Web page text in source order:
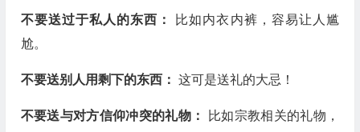
不要送过于私人的东西： 比如内衣内裤，容易让人尴
尬。
不要送别人用剩下的东西： 这可是送礼的大忌！
不要送与对方信仰冲突的礼物：
比如宗教相关的礼物，